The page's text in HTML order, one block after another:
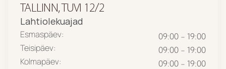
TALLINN, TUVI 12/2
Lahtiolekuajad
Esmaspäev: 09:00 - 19:00
Teisipäev: 09:00 - 19:00
Kolmapäev: 09:00 - 19:00